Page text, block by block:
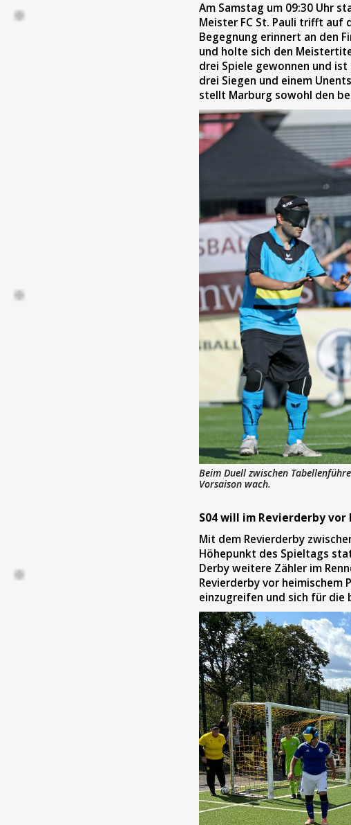
Am Samstag um 09:30 Uhr
Meister FC St. Pauli trifft auf
Begegnung erinnert an den
und holte sich den
drei Spiele gewonnen und
drei Siegen und einem
stellt Marburg sowohl den
Beim Duell zwischen
Vorsaison wach.
S04 will im Revierderby
Mit dem Revierderby
Höhepunkt des Spieltags
Derby weitere Zähler im
Revierderby vor
einzugreifen und sich für die